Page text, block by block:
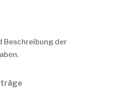
Beschreibung der